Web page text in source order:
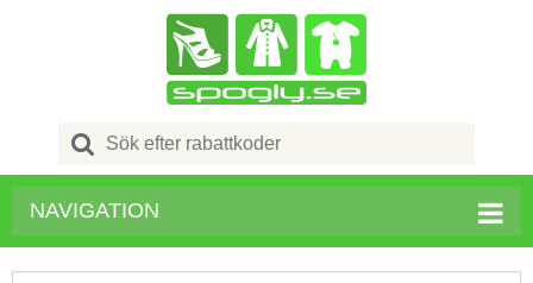
Search
for:
NAVIGATION